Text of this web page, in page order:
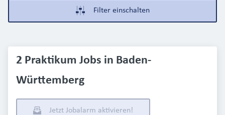
Filter einschalten
2 Praktikum Jobs in Baden-
Württemberg
Jetzt Jobalarm aktivieren!